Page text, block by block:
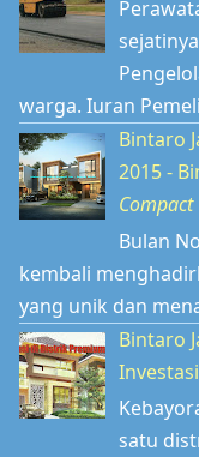
warga. Iuran
Bintaro
2015 -
Compact
Bulan
kembali
yang unik dan
Bintaro
satu